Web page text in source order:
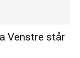
Venstre står